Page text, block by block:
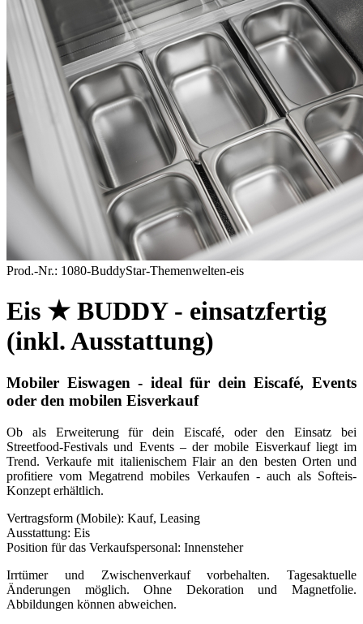
Prod.-Nr.: 1080-BuddyStar-Themenwelten-eis
Eis ★ BUDDY - einsatzfertig
(inkl. Ausstattung)
Mobiler Eiswagen - ideal für dein Eiscafé, Events
oder den mobilen Eisverkauf
Ob als Erweiterung für dein Eiscafé, oder den Einsatz bei
Streetfood-Festivals und Events – der mobile Eisverkauf liegt im
Trend. Verkaufe mit italienischem Flair an den besten Orten und
profitiere vom Megatrend mobiles Verkaufen - auch als Softeis-
Konzept erhältlich.
Vertragsform (Mobile): Kauf, Leasing
Ausstattung: Eis
Position für das Verkaufspersonal: Innensteher
Irrtümer und Zwischenverkauf vorbehalten. Tagesaktuelle
Änderungen möglich. Ohne Dekoration und Magnetfolie.
Abbildungen können abweichen.